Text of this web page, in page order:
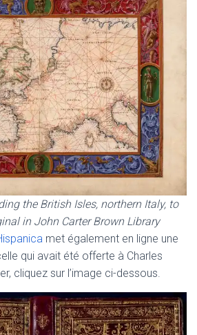
the British Isles, northern Italy, to
in John Carter Brown Library
met également en ligne une
qui avait été offerte à Charles
cliquez sur l’image ci-dessous.